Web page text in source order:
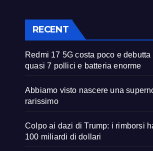
RECENT
Redmi 17 5G costa poco e
quasi 7 pollici e batteria enorme
Abbiamo visto nascere una
rarissimo
Colpo ai dazi di Trump: i rimborsi
100 miliardi di dollari